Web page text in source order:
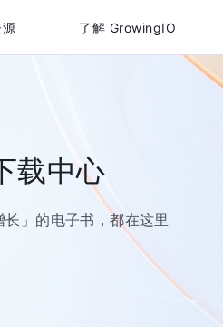
源 了解 GrowingIO
载中心
」的电子书，都在这里